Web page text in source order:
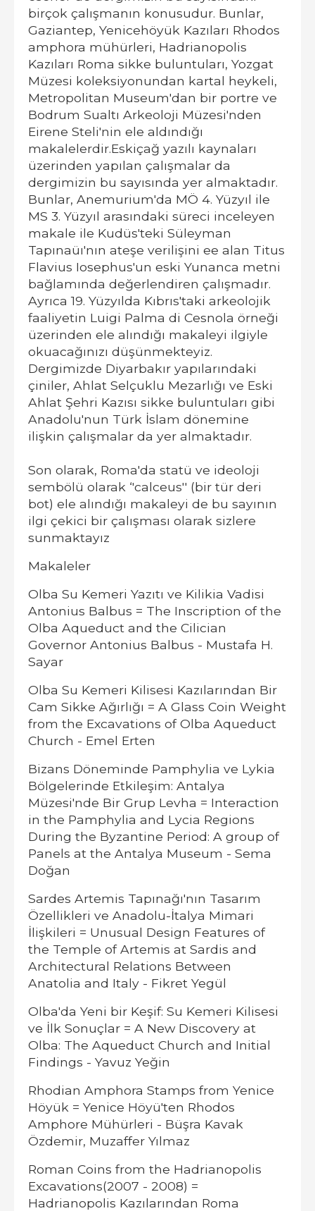
birçok çalışmanın konusudur. Bunlar,
Gaziantep, Yenicehöyük Kazıları Rhodos
amphora mühürleri, Hadrianopolis
Kazıları Roma sikke buluntuları, Yozgat
Müzesi koleksiyonundan kartal heykeli,
Metropolitan Museum'dan bir portre ve
Bodrum Sualtı Arkeoloji Müzesi'nden
Eirene Steli'nin ele aldındığı
makalelerdir.Eskiçağ yazılı kaynaları
üzerinden yapılan çalışmalar da
dergimizin bu sayısında yer almaktadır.
Bunlar, Anemurium'da MÖ 4. Yüzyıl ile
MS 3. Yüzyıl arasındaki süreci inceleyen
makale ile Kudüs'teki Süleyman
Tapınaüı'nın ateşe verilişini ee alan Titus
Flavius Iosephus'un eski Yunanca metni
bağlamında değerlendiren çalışmadır.
Ayrıca 19. Yüzyılda Kıbrıs'taki arkeolojik
faaliyetin Luigi Palma di Cesnola örneği
üzerinden ele alındığı makaleyi ilgiyle
okuacağınızı düşünmekteyiz.
Dergimizde Diyarbakır yapılarındaki
çiniler, Ahlat Selçuklu Mezarlığı ve Eski
Ahlat Şehri Kazısı sikke buluntuları gibi
Anadolu'nun Türk İslam dönemine
ilişkin çalışmalar da yer almaktadır.
Son olarak, Roma'da statü ve ideoloji
sembölü olarak ‘'calceus'' (bir tür deri
bot) ele alındığı makaleyi de bu sayının
ilgi çekici bir çalışması olarak sizlere
sunmaktayız
Makaleler
Olba Su Kemeri Yazıtı ve Kilikia Vadisi
Antonius Balbus = The Inscription of the
Olba Aqueduct and the Cilician
Governor Antonius Balbus - Mustafa H.
Sayar
Olba Su Kemeri Kilisesi Kazılarından Bir
Cam Sikke Ağırlığı = A Glass Coin Weight
from the Excavations of Olba Aqueduct
Church - Emel Erten
Bizans Döneminde Pamphylia ve Lykia
Bölgelerinde Etkileşim: Antalya
Müzesi'nde Bir Grup Levha = Interaction
in the Pamphylia and Lycia Regions
During the Byzantine Period: A group of
Panels at the Antalya Museum - Sema
Doğan
Sardes Artemis Tapınağı'nın Tasarım
Özellikleri ve Anadolu-İtalya Mimari
İlişkileri = Unusual Design Features of
the Temple of Artemis at Sardis and
Architectural Relations Between
Anatolia and Italy - Fikret Yegül
Olba'da Yeni bir Keşif: Su Kemeri Kilisesi
ve İlk Sonuçlar = A New Discovery at
Olba: The Aqueduct Church and Initial
Findings - Yavuz Yeğin
Rhodian Amphora Stamps from Yenice
Höyük = Yenice Höyü'ten Rhodos
Amphore Mühürleri - Büşra Kavak
Özdemir, Muzaffer Yılmaz
Roman Coins from the Hadrianopolis
Excavations(2007 - 2008) =
Hadrianopolis Kazılarından Roma